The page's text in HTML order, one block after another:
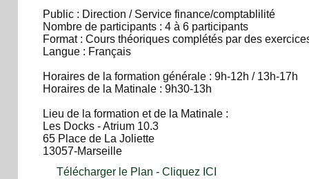
Public : Direction / Service finance/comptablilité
Nombre de participants : 4 à 6 participants
Format : Cours théoriques complétés par des
Langue : Français
Horaires de la formation générale : 9h-12h / 13h-17h
Horaires de la Matinale : 9h30-13h
Lieu de la formation et de la Matinale :
Les Docks - Atrium 10.3
65 Place de La Joliette
13057-Marseille
Télécharger le Plan - Cliquez ICI